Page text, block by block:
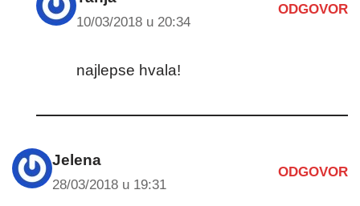
10/03/2018 u 20:34
ODGOVOR
najlepse hvala!
Jelena
28/03/2018 u 19:31
ODGOVOR